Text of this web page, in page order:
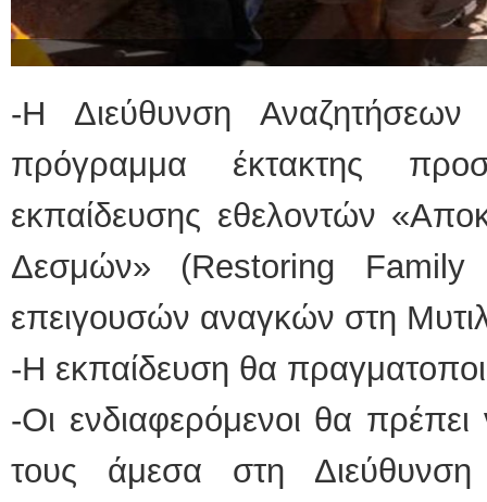
-Η Διεύθυνση
πρόγραμμα έκτακτης
εκπαίδευσης εθελοντών
Δεσμών» (Restoring
επειγουσών αναγκών στη
-Η εκπαίδευση θα
-Oι ενδιαφερόμενοι θα
τους άμεσα στη